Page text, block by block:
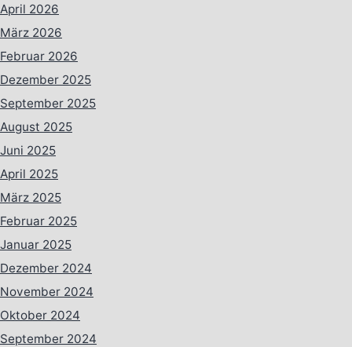
April 2026
März 2026
Februar 2026
Dezember 2025
September 2025
August 2025
Juni 2025
April 2025
März 2025
Februar 2025
Januar 2025
Dezember 2024
November 2024
Oktober 2024
September 2024